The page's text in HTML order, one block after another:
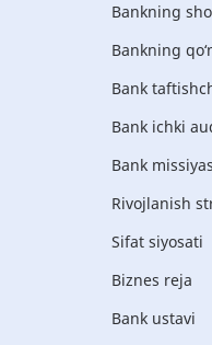
Bankning
Bankning
Bank
Bank ichki
Bank
Rivojlanish
Sifat siyosati
Biznes reja
Bank ustavi